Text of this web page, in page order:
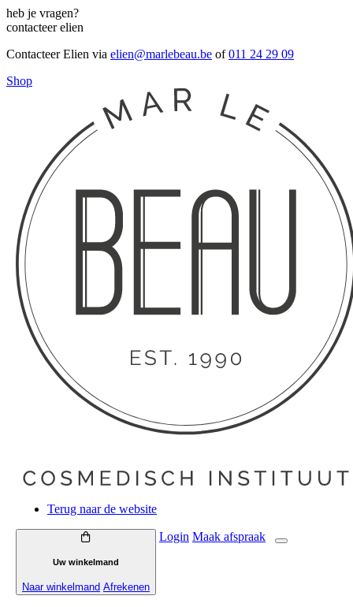
heb je vragen?
contacteer elien
Contacteer Elien via elien@marlebeau.be of011 24 29 09
Shop
Terug naar de website
Uw winkelmand
Naar winkelmand Afrekenen
Login Maak afspraak